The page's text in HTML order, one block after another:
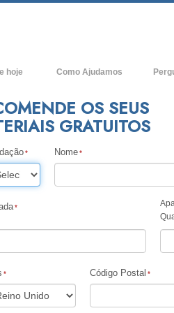
hoje Como Ajudamos
Dentro
A
OS SEUS
GRATUITOS
Nome
Código Postal